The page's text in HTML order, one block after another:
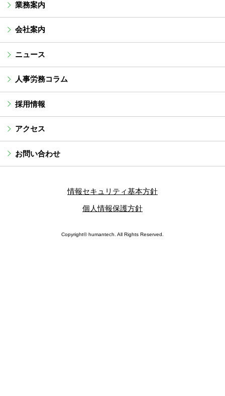
業務案内
会社案内
ニュース
人事労務コラム
採用情報
アクセス
お問い合わせ
情報セキュリティ基本方針
個人情報保護方針
Copyright© humantech. All Rights Reserved.